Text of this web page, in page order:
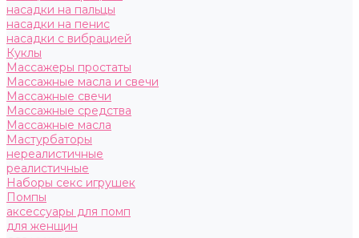
насадки на пальцы
насадки на пенис
насадки с вибрацией
Куклы
Массажеры простаты
Массажные масла и свечи
Массажные свечи
Массажные средства
Массажные масла
Мастурбаторы
нереалистичные
реалистичные
Наборы секс игрушек
Помпы
аксессуары для помп
для женщин